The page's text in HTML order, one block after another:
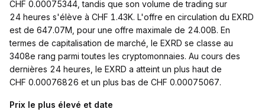
CHF 0.00075344, tandis que son volume de trading sur
24 heures s'élève à CHF 1.43K. L'offre en circulation du EXRD
est de 647.07M, pour une offre maximale de 24.00B. En
termes de capitalisation de marché, le EXRD se classe au
3408e rang parmi toutes les cryptomonnaies. Au cours des
dernières 24 heures, le EXRD a atteint un plus haut de
CHF 0.00076826 et un plus bas de CHF 0.00075067.
Prix le plus élevé et date